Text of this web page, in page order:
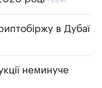
в Дубаї
неминуче